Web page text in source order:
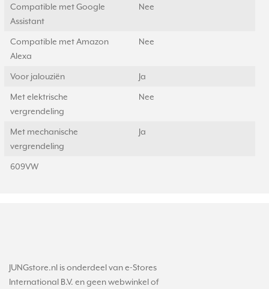
Compatible met Google
Assistant
Nee
Compatible met Amazon
Alexa
Nee
Voor jalouziën Ja
Met elektrische
vergrendeling
Nee
Met mechanische
vergrendeling
Ja
609VW
JUNGstore.nl is onderdeel van e-Stores
International B.V. en geen webwinkel of